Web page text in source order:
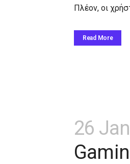
Πλέον, οι
Read More
26 Jan